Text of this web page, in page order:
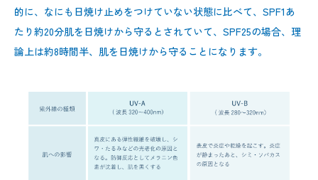
的に、なにも日焼け止めをつけていない状態に比べて、SPF1あ
たり約20分肌を日焼けから守るとされていて、SPF25の場合、理
論上は約8時間半、肌を日焼けから守ることになります。